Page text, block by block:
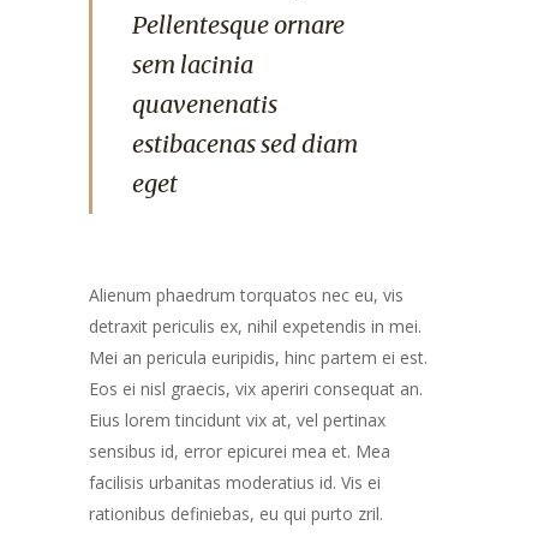
Pellentesque ornare
sem lacinia
quavenenatis
estibacenas sed diam
eget
Alienum phaedrum torquatos nec eu, vis
detraxit periculis ex, nihil expetendis in mei.
Mei an pericula euripidis, hinc partem ei est.
Eos ei nisl graecis, vix aperiri consequat an.
Eius lorem tincidunt vix at, vel pertinax
sensibus id, error epicurei mea et. Mea
facilisis urbanitas moderatius id. Vis ei
rationibus definiebas, eu qui purto zril.